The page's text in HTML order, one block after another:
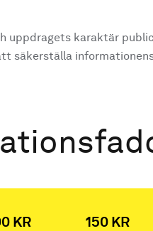
uppdragets karaktär
säkerställa
KR 150 KR